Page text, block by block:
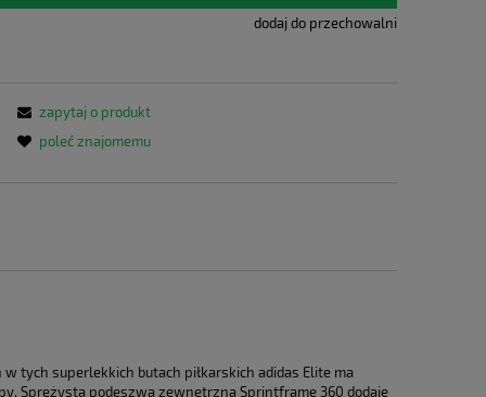
dodaj do przechowalni
zapytaj o produkt
poleć znajomemu
tych superlekkich butach piłkarskich adidas Elite ma
Sprężysta podeszwa zewnętrzna Sprintframe 360 dodaje